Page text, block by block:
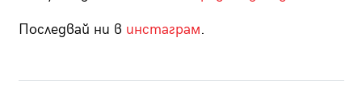
Последвай ни в инстаграм.